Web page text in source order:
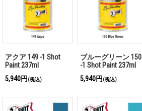
アクア 149 -1 Shot
Paint 237ml
5,940円 (税込)
ブルーグリーン 150
-1 Shot Paint 237ml
5,940円 (税込)